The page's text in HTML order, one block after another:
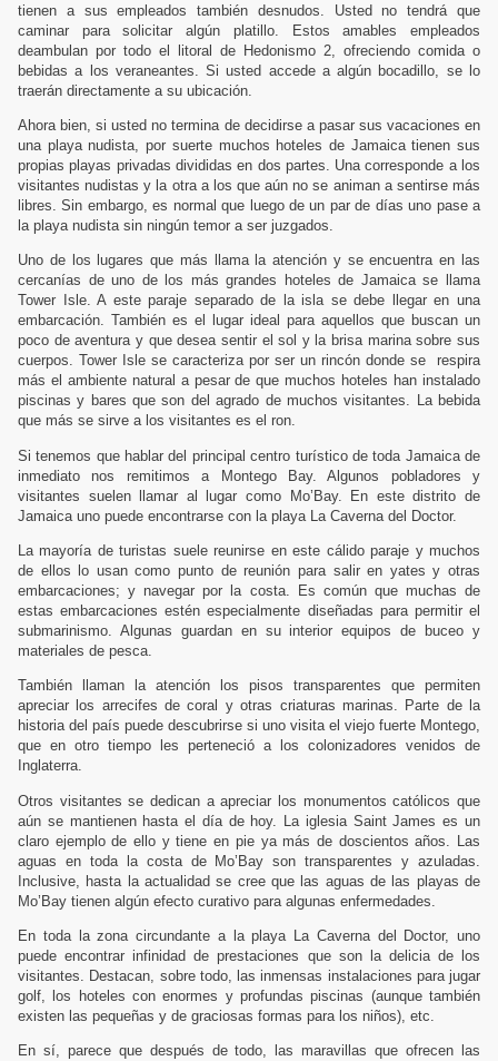
tienen a sus empleados también desnudos. Usted no tendrá que
caminar para solicitar algún platillo. Estos amables empleados
deambulan por todo el litoral de Hedonismo 2, ofreciendo comida o
bebidas a los veraneantes. Si usted accede a algún bocadillo, se lo
traerán directamente a su ubicación.
Ahora bien, si usted no termina de decidirse a pasar sus vacaciones en
una playa nudista, por suerte muchos hoteles de Jamaica tienen sus
propias playas privadas divididas en dos partes. Una corresponde a los
visitantes nudistas y la otra a los que aún no se animan a sentirse más
libres. Sin embargo, es normal que luego de un par de días uno pase a
la playa nudista sin ningún temor a ser juzgados.
Uno de los lugares que más llama la atención y se encuentra en las
cercanías de uno de los más grandes hoteles de Jamaica se llama
Tower Isle. A este paraje separado de la isla se debe llegar en una
embarcación. También es el lugar ideal para aquellos que buscan un
poco de aventura y que desea sentir el sol y la brisa marina sobre sus
cuerpos. Tower Isle se caracteriza por ser un rincón donde se
respira
más el ambiente natural a pesar de que muchos hoteles han instalado
piscinas y bares que son del agrado de muchos visitantes. La bebida
que más se sirve a los visitantes es el ron.
Si tenemos que hablar del principal centro turístico de toda Jamaica de
inmediato nos remitimos a Montego Bay. Algunos pobladores y
visitantes suelen llamar al lugar como Mo’Bay. En este distrito de
Jamaica uno puede encontrarse con la playa La Caverna del Doctor.
La mayoría de turistas suele reunirse en este cálido paraje y muchos
de ellos lo usan como punto de reunión para salir en yates y otras
embarcaciones; y navegar por la costa. Es común que muchas de
estas embarcaciones estén especialmente diseñadas para permitir el
submarinismo. Algunas guardan en su interior equipos de buceo y
materiales de pesca.
También llaman la atención los pisos transparentes que permiten
apreciar los arrecifes de coral y otras criaturas marinas. Parte de la
historia del país puede descubrirse si uno visita el viejo fuerte Montego,
que en otro tiempo les perteneció a los colonizadores venidos de
Inglaterra.
Otros visitantes se dedican a apreciar los monumentos católicos que
aún se mantienen hasta el día de hoy. La iglesia Saint James es un
claro ejemplo de ello y tiene en pie ya más de doscientos años. Las
aguas en toda la costa de Mo’Bay son transparentes y azuladas.
Inclusive, hasta la actualidad se cree que las aguas de las playas de
Mo’Bay tienen algún efecto curativo para algunas enfermedades.
En toda la zona circundante a la playa La Cavernadel Doctor, uno
puede encontrar infinidad de prestaciones que son la delicia de los
visitantes. Destacan, sobre todo, las inmensas instalaciones para jugar
golf, los hoteles con enormes y profundas piscinas (aunque también
existen las pequeñas y de graciosas formas para los niños), etc.
En sí, parece que después de todo, las maravillas que ofrecen las